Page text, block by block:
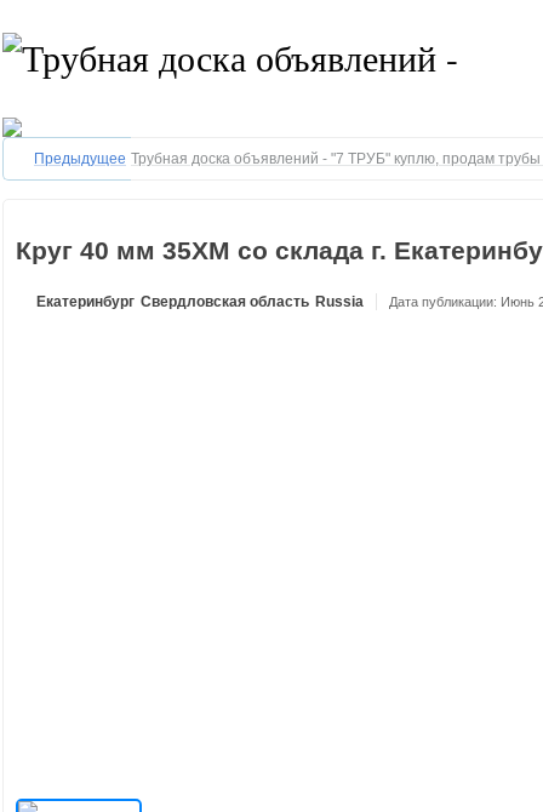
Предыдущее Трубная доска объявлений - "7 ТРУБ" куплю, продам
Круг 40 мм 35ХМ со склада г.
Екатеринбург Свердловская область Russia Дата публикации: Июнь